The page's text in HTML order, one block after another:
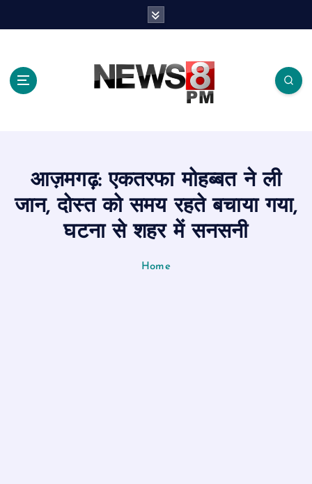
आज़मगढ़: एकतरफा मोहब्बत ने ली
जान, दोस्त को समय रहते बचाया गया,
घटना से शहर में सनसनी
Home